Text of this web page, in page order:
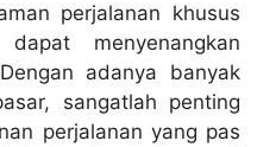
perjalanan khusus
menyenangkan
adanya banyak
sangatlah penting
perjalanan yang pas